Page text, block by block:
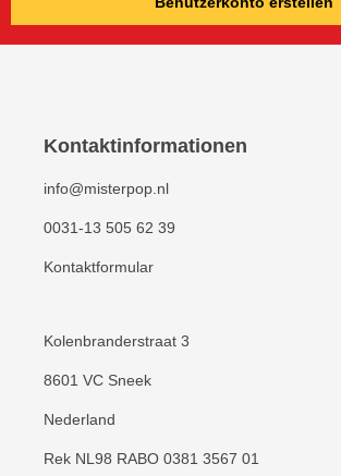
Kontaktinformationen
info@misterpop.nl
0031-13 505 62 39
Kontaktformular
Kolenbranderstraat 3
8601 VC Sneek
Nederland
Rek NL98 RABO 0381 3567 01